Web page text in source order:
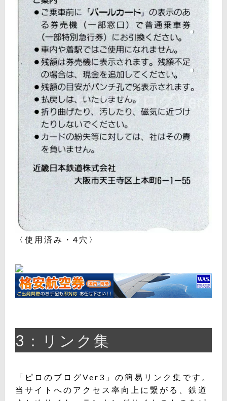
〈使用済み・4穴〉
3：リンク集
「ピロのブログVer3」の簡易リンク集です。
当サイトへのアクセス率向上に繋がる、鉄道